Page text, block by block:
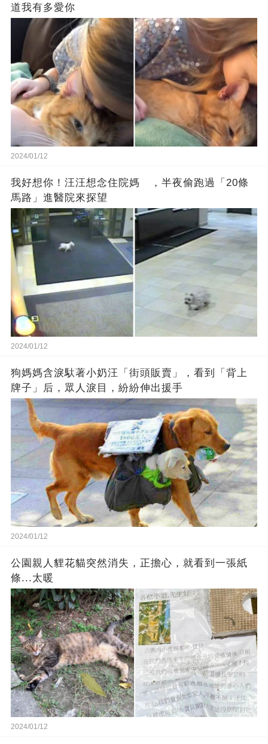
道我有多愛你
2024/01/12
我好想你！汪汪想念住院媽 ，半夜偷跑過「20條
馬路」進醫院來探望
2024/01/12
狗媽媽含淚馱著小奶汪「街頭販賣」，看到「背上
牌子」后，眾人淚目，紛紛伸出援手
2024/01/12
公園親人貍花貓突然消失，正擔心，就看到一張紙
條...太暖
2024/01/12